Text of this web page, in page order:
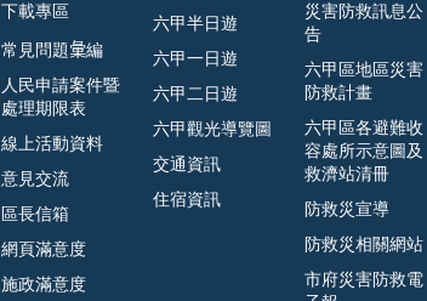
下載專區
常見問題𢑥編
人民申請案件暨
處理期限表
線上活動資料
意見交流
區長信箱
網頁滿意度
施政滿意度
六甲半日遊
六甲一日遊
六甲二日遊
六甲觀光導覽圖
交通資訊
住宿資訊
災害防救訊息公
告
六甲區地區災害
防救計畫
六甲區各避難收
容處所示意圖及
救濟站清冊
防救災宣導
防救災相關網站
市府災害防救電